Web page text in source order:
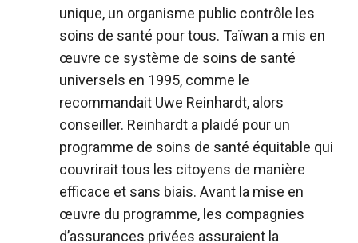
unique, un organisme public contrôle les
soins de santé pour tous. Taïwan a mis en
œuvre ce système de soins de santé
universels en 1995, comme le
recommandait Uwe Reinhardt, alors
conseiller. Reinhardt a plaidé pour un
programme de soins de santé équitable qui
couvrirait tous les citoyens de manière
efficace et sans biais. Avant la mise en
œuvre du programme, les compagnies
d’assurances privées assuraient la